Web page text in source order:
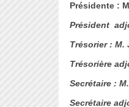
Présidente :
Président
Trésorier : M.
Trésorière
Secrétaire :
Secrétaire